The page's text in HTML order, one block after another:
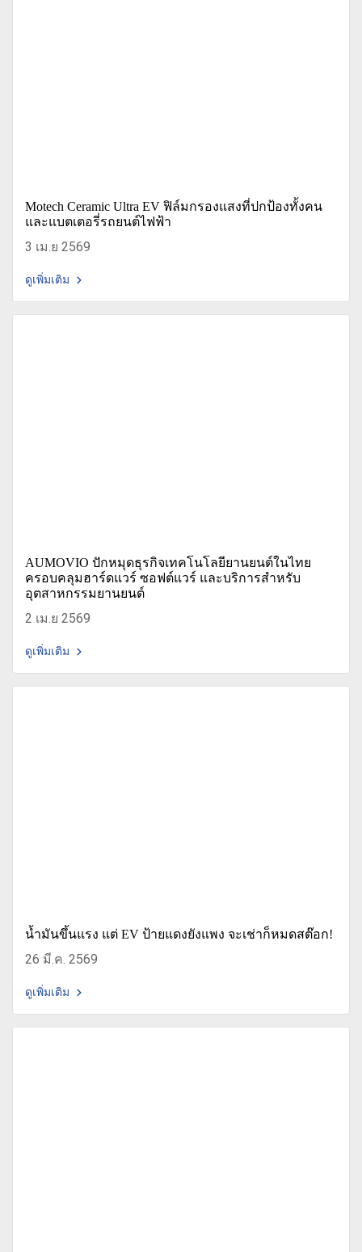
Motech Ceramic Ultra EV ฟิล์มกรองแสงที่ปกป้องทั้งคน
และแบตเตอรี่รถยนต์ไฟฟ้า
3 เม.ย 2569
ดูเพิ่มเติม
AUMOVIO ปักหมุดธุรกิจเทคโนโลยียานยนต์ในไทย
ครอบคลุมฮาร์ดแวร์ ซอฟต์แวร์ และบริการสำหรับ
อุตสาหกรรมยานยนต์
2 เม.ย 2569
ดูเพิ่มเติม
น้ำมันขึ้นแรง แต่ EV ป้ายแดงยังแพง จะเช่าก็หมดสต๊อก!
26 มี.ค. 2569
ดูเพิ่มเติม